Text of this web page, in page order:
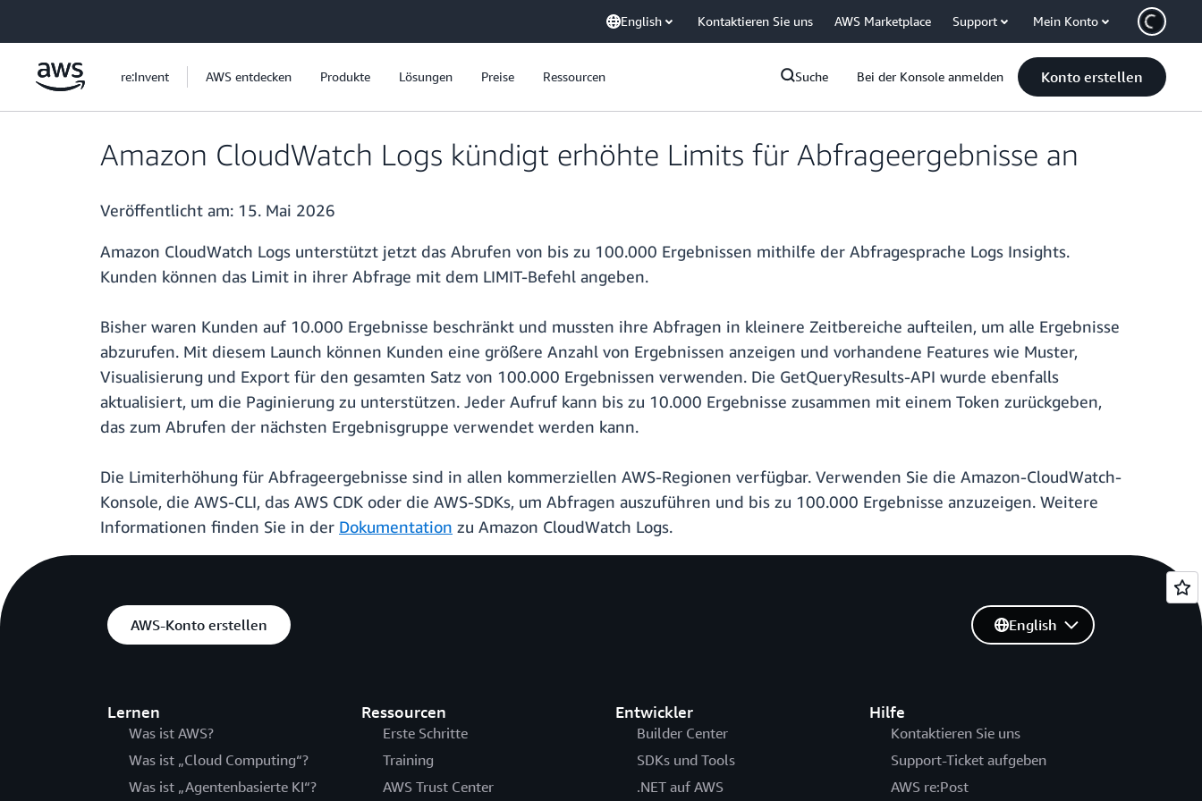
English Kontaktieren Sie uns AWS Marketplace Support Mein Konto
re:Invent AWS entdecken Produkte Lösungen Preise Ressourcen Suche Bei der Konsole anmelden Konto erstellen
Amazon CloudWatch Logs kündigt erhöhte Limits für Abfrageergebnisse an
Veröffentlicht am: 15. Mai 2026
Amazon CloudWatch Logs unterstützt jetzt das Abrufen von bis zu 100.000 Ergebnissen mithilfe der Abfragesprache Logs Insights.
Kunden können das Limit in ihrer Abfrage mit dem LIMIT-Befehl angeben.
Bisher waren Kunden auf 10.000 Ergebnisse beschränkt und mussten ihre Abfragen in kleinere Zeitbereiche aufteilen, um alle Ergebnisse
abzurufen. Mit diesem Launch können Kunden eine größere Anzahl von Ergebnissen anzeigen und vorhandene Features wie Muster,
Visualisierung und Export für den gesamten Satz von 100.000 Ergebnissen verwenden. Die GetQueryResults-API wurde ebenfalls
aktualisiert, um die Paginierung zu unterstützen. Jeder Aufruf kann bis zu 10.000 Ergebnisse zusammen mit einem Token zurückgeben,
das zum Abrufen der nächsten Ergebnisgruppe verwendet werden kann.
Die Limiterhöhung für Abfrageergebnisse sind in allen kommerziellen AWS-Regionen verfügbar. Verwenden Sie die Amazon-CloudWatch-
Konsole, die AWS-CLI, das AWS CDK oder die AWS-SDKs, um Abfragen auszuführen und bis zu 100.000 Ergebnisse anzuzeigen. Weitere
Informationen finden Sie in der Dokumentation zu Amazon CloudWatch Logs.
AWS-Konto erstellen
Lernen
Was ist AWS?
Was ist „Cloud Computing“?
Was ist „Agentenbasierte KI“?
Ressourcen
Erste Schritte
Training
AWS Trust Center
Entwickler
Builder Center
SDKs und Tools
.NET auf AWS
Hilfe
Kontaktieren Sie uns
Support-Ticket aufgeben
AWS re:Post
English